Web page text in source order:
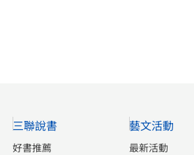
三聯說書
好書推薦
藝文活動
最新活動